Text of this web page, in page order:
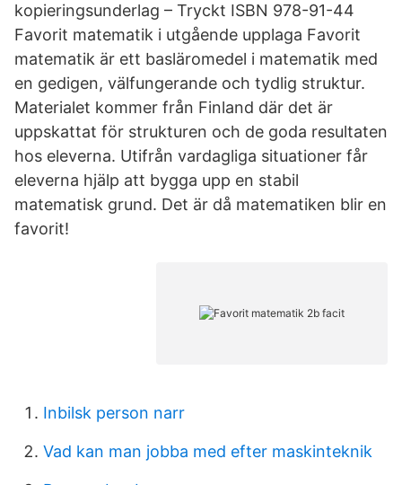
kopieringsunderlag – Tryckt ISBN 978-91-44
Favorit matematik i utgående upplaga Favorit
matematik är ett basläromedel i matematik med
en gedigen, välfungerande och tydlig struktur.
Materialet kommer från Finland där det är
uppskattat för strukturen och de goda resultaten
hos eleverna. Utifrån vardagliga situationer får
eleverna hjälp att bygga upp en stabil
matematisk grund. Det är då matematiken blir en
favorit!
Inbilsk person narr
Vad kan man jobba med efter maskinteknik